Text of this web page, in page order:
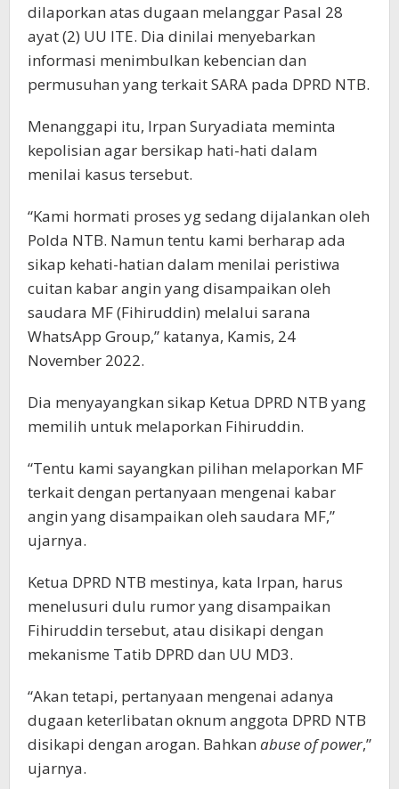
dilaporkan atas dugaan melanggar Pasal 28
ayat (2) UU ITE. Dia dinilai menyebarkan
informasi menimbulkan kebencian dan
permusuhan yang terkait SARA pada DPRD NTB.
Menanggapi itu, Irpan Suryadiata meminta
kepolisian agar bersikap hati-hati dalam
menilai kasus tersebut.
“Kami hormati proses yg sedang dijalankan oleh
Polda NTB. Namun tentu kami berharap ada
sikap kehati-hatian dalam menilai peristiwa
cuitan kabar angin yang disampaikan oleh
saudara MF (Fihiruddin) melalui sarana
WhatsApp Group,” katanya, Kamis, 24
November 2022.
Dia menyayangkan sikap Ketua DPRD NTB yang
memilih untuk melaporkan Fihiruddin.
“Tentu kami sayangkan pilihan melaporkan MF
terkait dengan pertanyaan mengenai kabar
angin yang disampaikan oleh saudara MF,”
ujarnya.
Ketua DPRD NTB mestinya, kata Irpan, harus
menelusuri dulu rumor yang disampaikan
Fihiruddin tersebut, atau disikapi dengan
mekanisme Tatib DPRD dan UU MD3.
“Akan tetapi, pertanyaan mengenai adanya
dugaan keterlibatan oknum anggota DPRD NTB
disikapi dengan arogan. Bahkan abuse of power,”
ujarnya.